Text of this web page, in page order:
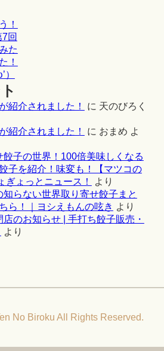
！
回
た
！
紹介されました！ に 天のびろく
紹介されました！
に おまめ よ
餃子の世界！100倍美味しくなる
子を紹介！味変も！【マツコの
ぎょっとニュース！
より
知らない世界取り寄せ餃子まと
ら！｜ヨシえもんの呟き より
店のお知らせ | 手打ち餃子販売・
より
No Biroku All Rights Reserved.